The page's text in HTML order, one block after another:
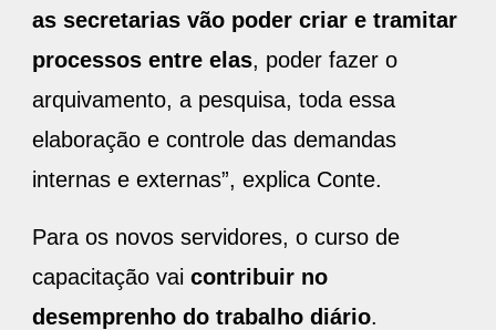
as secretarias vão poder criar e tramitar
processos entre elas, poder fazer o
arquivamento, a pesquisa, toda essa
elaboração e controle das demandas
internas e externas”, explica Conte.
Para os novos servidores, o curso de
capacitação vai contribuir no
desemprenho do trabalho diário.